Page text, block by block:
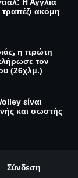
τραπέζι ακόμη
η πρώτη
τον
(26χλμ.)
είναι
και σωστής
Σύνδεση